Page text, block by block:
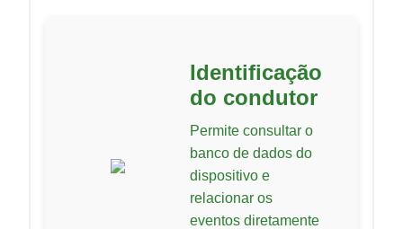
Identificação
do condutor
Permite consultar o
banco de dados do
dispositivo e
relacionar os
eventos diretamente